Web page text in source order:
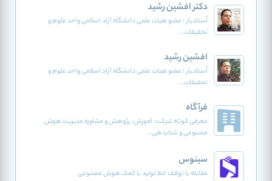
دکتر افشین رشید
اُستادیار ؛ عضو هیات علمی دانشگاه آزاد اسلامی واحد علوم و
تحقیقات...
افشین رشید
اُستادیار ؛ عضو هیات علمی دانشگاه آزاد اسلامی واحد علوم و
تحقیقات...
فرآگاه
معرفی کوتاه شرکت: آموزش، پژوهش و مشاوره مدیریت هوش
مصنوعی و شتابدهی...
سینوس
مقابله با توقف خط تولید با کمک هوش مصنوعی